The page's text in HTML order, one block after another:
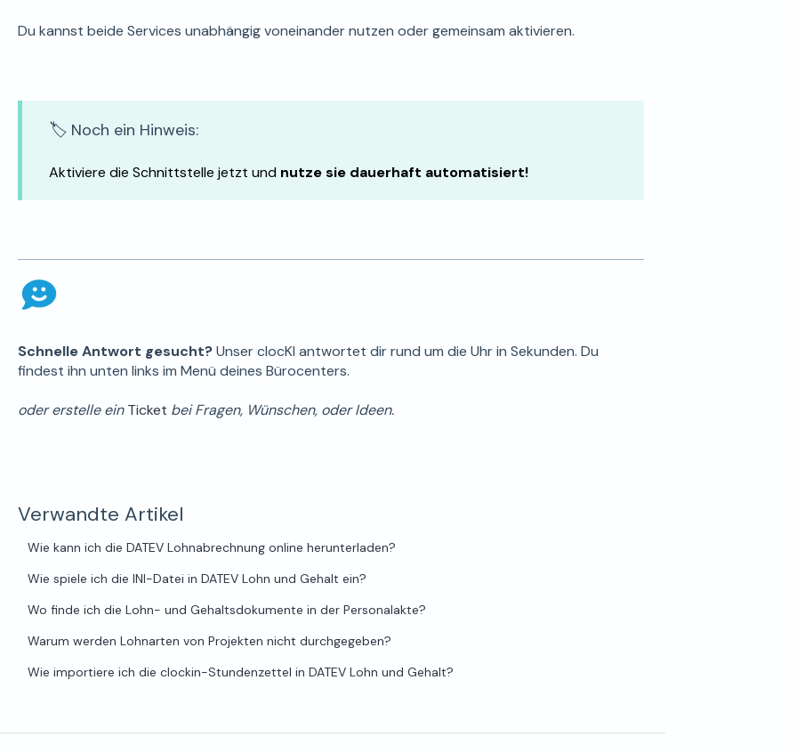
Du kannst beide Services unabhängig voneinander nutzen oder gemeinsam aktivieren.
🏷️ Noch ein Hinweis:
Aktiviere die Schnittstelle jetzt und nutze sie dauerhaft automatisiert!
Schnelle Antwort gesucht?Unser clocKI antwortet dir rund um die Uhr in Sekunden. Du
findest ihn unten links im Menü deines Bürocenters.
oder erstelle einTicket bei Fragen, Wünschen, oder Ideen.
Verwandte Artikel
Wie kann ich die DATEV Lohnabrechnung online herunterladen?
Wie spiele ich die INI-Datei in DATEV Lohn und Gehalt ein?
Wo finde ich die Lohn- und Gehaltsdokumente in der Personalakte?
Warum werden Lohnarten von Projekten nicht durchgegeben?
Wie importiere ich die clockin-Stundenzettel in DATEV Lohn und Gehalt?